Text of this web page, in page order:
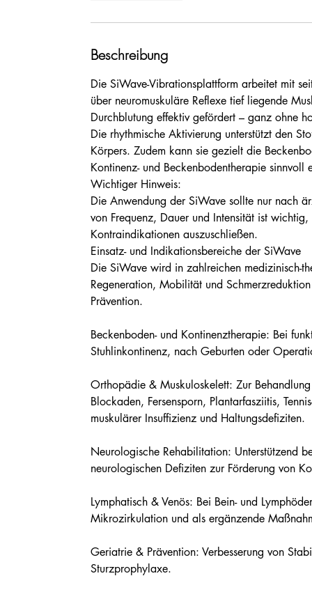
Beschreibung
Die SiWave-Vibrationsplattform arbeitet mit
über neuromuskuläre Reflexe tief liegende
Durchblutung effektiv gefördert – ganz ohne
Die rhythmische Aktivierung unterstützt den
Körpers. Zudem kann sie gezielt die
Kontinenz- und Beckenbodentherapie sinnvoll
Wichtiger Hinweis:
Die Anwendung der SiWave sollte nur nach
von Frequenz, Dauer und Intensität ist
Kontraindikationen auszuschließen.
Einsatz- und Indikationsbereiche der SiWave
Die SiWave wird in zahlreichen medizinisch-
Regeneration, Mobilität und
Prävention.
Beckenboden- und Kontinenztherapie: Bei
Stuhlinkontinenz, nach Geburten oder
Orthopädie & Muskuloskelett: Zur
Blockaden, Fersensporn, Plantarfasziitis,
muskulärer Insuffizienz und Haltungsdefiziten.
Neurologische Rehabilitation: Unterstützend
neurologischen Defiziten zur Förderung von
Lymphatisch & Venös: Bei Bein- und
Mikrozirkulation und als ergänzende
Geriatrie & Prävention: Verbesserung von
Sturzprophylaxe.